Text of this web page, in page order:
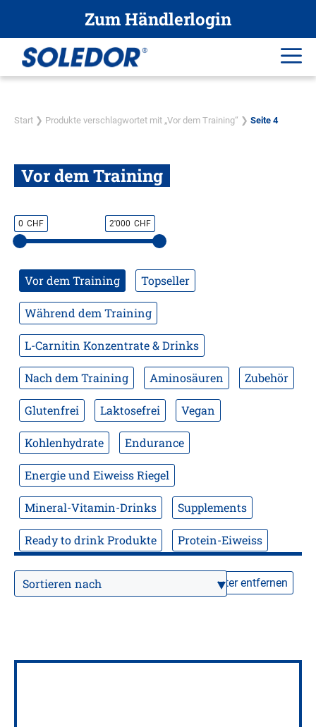
springen
Zum Händlerlogin
Start ❯ Produkte verschlagwortet mit „Vor dem Training“ ❯ Seite 4
Vor dem Training
0 CHF 2'000 CHF
Vor dem Training Topseller
Während dem Training
L-Carnitin Konzentrate & Drinks
Nach dem Training Aminosäuren Zubehör
Glutenfrei Laktosefrei Vegan
Kohlenhydrate Endurance
Energie und Eiweiss Riegel
Mineral-Vitamin-Drinks Supplements
Ready to drink Produkte Protein-Eiweiss
Filter entfernen